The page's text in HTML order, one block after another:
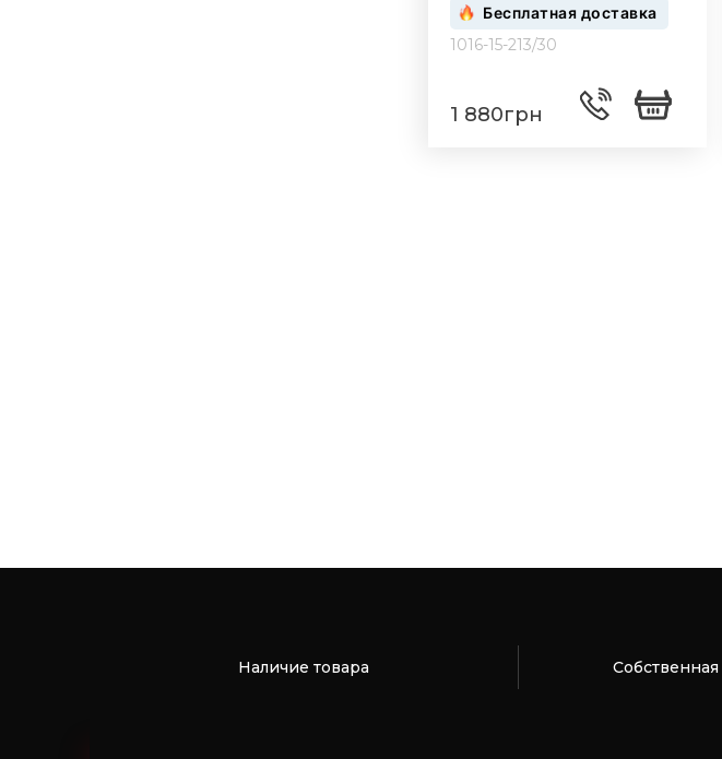
Бесплатная доставка
1016-15-213/30
1 880грн
Наличие товара Собственная